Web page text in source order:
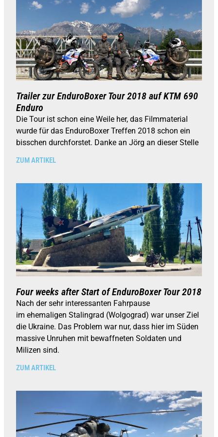
Trailer zur EnduroBoxer Tour 2018 auf KTM 690
Enduro
Die Tour ist schon eine Weile her, das Filmmaterial
wurde für das EnduroBoxer Treffen 2018 schon ein
bisschen durchforstet. Danke an Jörg an dieser Stelle
ZUM ARTIKEL
Four weeks after Start of EnduroBoxer Tour 2018
Nach der sehr interessanten Fahrpause
im ehemaligen Stalingrad (Wolgograd) war unser Ziel
die Ukraine. Das Problem war nur, dass hier im Süden
massive Unruhen mit bewaffneten Soldaten und
Milizen sind.
ZUM ARTIKEL